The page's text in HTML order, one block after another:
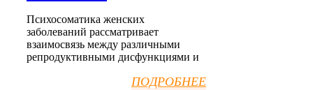
Психосоматика женских
заболеваний рассматривает
взаимосвязь между различными
репродуктивными дисфункциями и
ПОДРОБНЕЕ